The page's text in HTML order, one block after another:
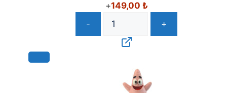
+149,00 ₺
-
+